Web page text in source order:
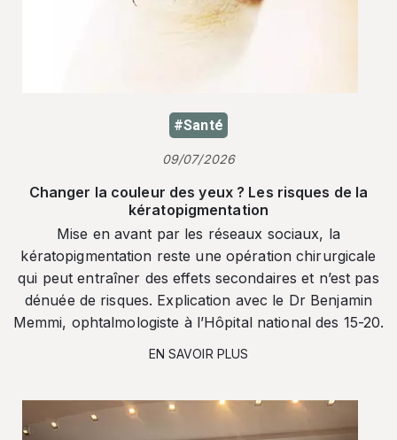
#Santé
09/07/2026
Changer la couleur des yeux ? Les risques de la
kératopigmentation
Mise en avant par les réseaux sociaux, la
kératopigmentation reste une opération chirurgicale
qui peut entraîner des effets secondaires et n’est pas
dénuée de risques. Explication avec le Dr Benjamin
Memmi, ophtalmologiste à l’Hôpital national des 15-20.
EN SAVOIR PLUS